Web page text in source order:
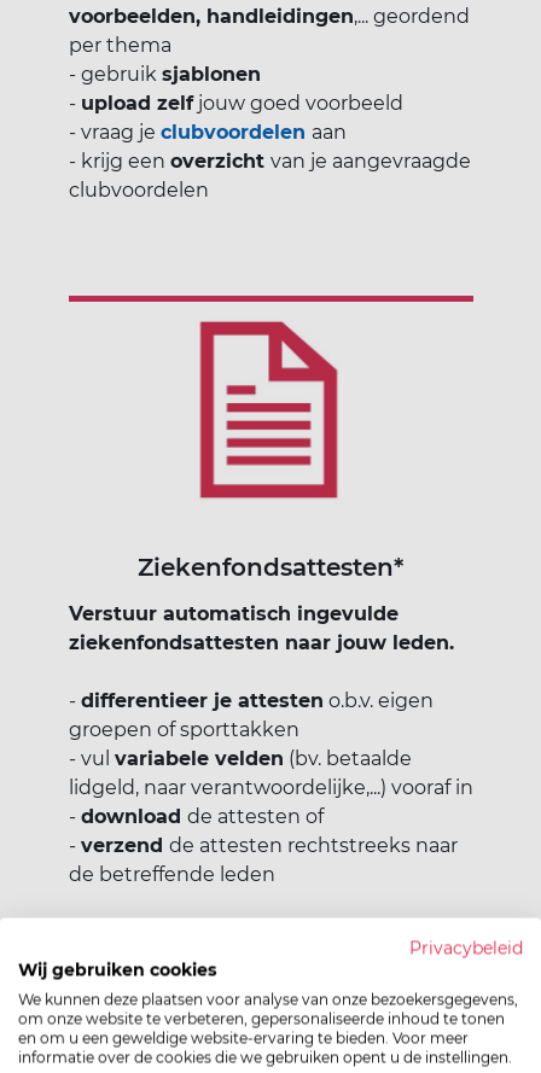
voorbeelden, handleidingen,... geordend
per thema
- gebruik sjablonen
- upload zelfjouw goed voorbeeld
- vraag je clubvoordelen aan
- krijg een overzicht van je aangevraagde
clubvoordelen
Ziekenfondsattesten*
Verstuur automatisch ingevulde
ziekenfondsattesten naar jouw leden.
- differentieer je attesten o.b.v. eigen
groepen of sporttakken
- vul variabele velden (bv. betaalde
lidgeld, naar verantwoordelijke,...) vooraf in
- download de attesten of
- verzend de attesten rechtstreeks naar
de betreffende leden
persoonsgegevens van haar leden
registreert in Mijn Beheer (via
Clubpakket op naam)
Privacybeleid
Wij gebruiken cookies
We kunnen deze plaatsen voor analyse van onze bezoekersgegevens,
om onze website te verbeteren, gepersonaliseerde inhoud te tonen
en om u een geweldige website-ervaring te bieden. Voor meer
informatie over de cookies die we gebruiken opent u de instellingen.